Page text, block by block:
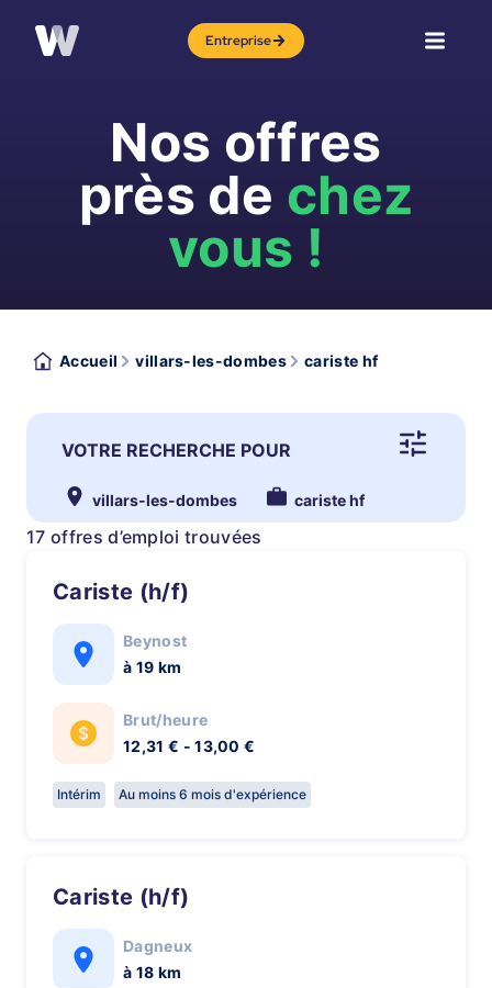
Entreprise
Nos offres
près de chez
vous !
Accueil villars-les-dombes cariste hf
VOTRE RECHERCHE POUR
villars-les-dombes cariste hf
17 offres d’emploi trouvées
Cariste (h/f)
Beynost
à 19 km
Brut/heure
12,31 € - 13,00 €
Intérim Au moins 6 mois d'expérience
Cariste (h/f)
Dagneux
à 18 km